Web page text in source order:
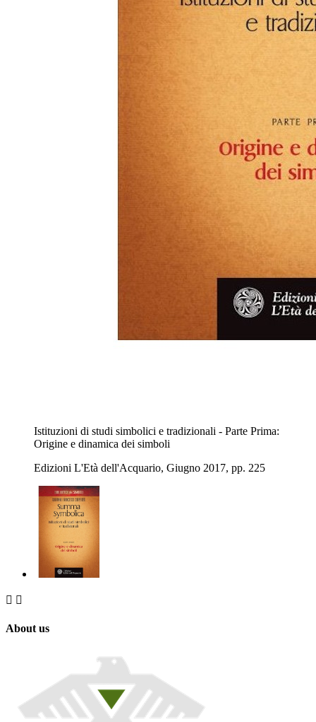
Istituzioni di studi simbolici e tradizionali - Parte Prima:
Origine e dinamica dei simboli
Edizioni L'Età dell'Acquario, Giugno 2017, pp. 225
 
About us